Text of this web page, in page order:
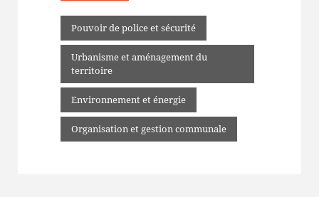
Pouvoir de police et sécurité
Urbanisme et aménagement du
territoire
Environnement et énergie
Organisation et gestion communale